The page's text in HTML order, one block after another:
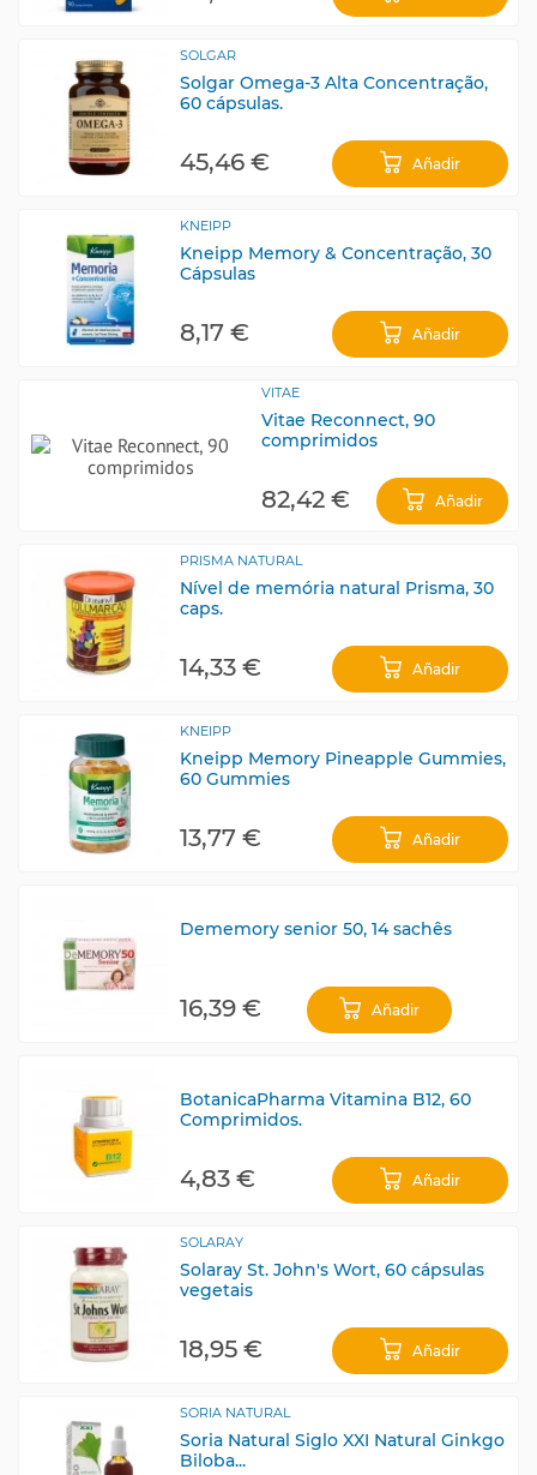
SOLGAR
Solgar Omega-3 Alta Concentração,
60 cápsulas.
45,46 € Añadir
KNEIPP
Kneipp Memory & Concentração, 30
Cápsulas
8,17 € Añadir
VITAE
Vitae Reconnect, 90
comprimidos
82,42 € Añadir
PRISMA NATURAL
Nível de memória natural Prisma, 30
caps.
14,33 € Añadir
KNEIPP
Kneipp Memory Pineapple Gummies,
60 Gummies
13,77 € Añadir
Dememory senior 50, 14 sachês
16,39 € Añadir
BotanicaPharma Vitamina B12, 60
Comprimidos.
4,83 € Añadir
SOLARAY
Solaray St. John's Wort, 60 cápsulas
vegetais
18,95 € Añadir
SORIA NATURAL
Soria Natural Siglo XXI Natural Ginkgo
Biloba...